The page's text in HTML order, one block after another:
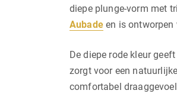
diepe plunge-vorm met
Aubadeen is ontworpen
De diepe rode kleur
zorgt voor een
comfortabel